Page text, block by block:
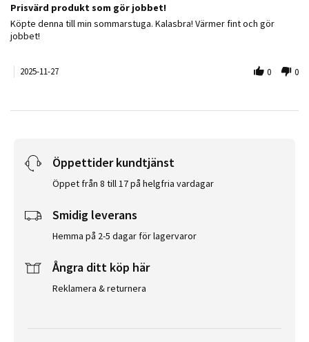
Prisvärd produkt som gör jobbet!
Review by PELLE N. on 27 Nov 2025
review stating Prisvärd produkt som gör jobbet!
Köpte denna till min sommarstuga. Kalasbra! Värmer fint och gör
jobbet!
2025-11-27 0 0
Öppettider kundtjänst
Öppet från 8 till 17 på helgfria vardagar
Smidig leverans
Hemma på 2-5 dagar för lagervaror
Ångra ditt köp här
Reklamera & returnera